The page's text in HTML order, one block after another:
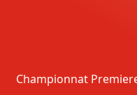
Championnat